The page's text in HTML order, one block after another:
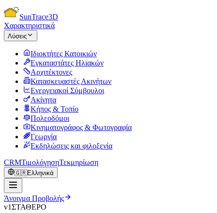
SunTrace3D
Χαρακτηριστικά
Λύσεις
Ιδιοκτήτες Κατοικιών
Εγκαταστάτες Ηλιακών
Αρχιτέκτονες
Κατασκευαστές Ακινήτων
Ενεργειακοί Σύμβουλοι
Ακίνητα
Κήπος & Τοπίο
Πολεοδόμοι
Κινηματογράφος & Φωτογραφία
Γεωργία
Εκδηλώσεις και φιλοξενία
CRMΤιμολόγησηΤεκμηρίωση
🇬🇷Ελληνικά
Άνοιγμα Προβολής
v1ΣΤΑΘΕΡΟ